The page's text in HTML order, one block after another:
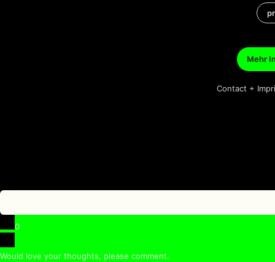
Mehr
Contact +
0
Would love your thoughts, please comment.